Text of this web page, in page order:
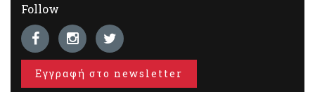
Follow
Εγγραφή στο newsletter